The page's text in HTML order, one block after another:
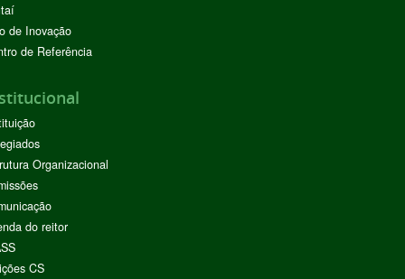
de Inovação
de Referência
Organizacional
do reitor
CS